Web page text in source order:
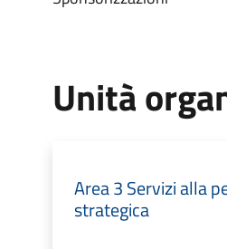
Unità
Area 3 Servizi alla
strategica